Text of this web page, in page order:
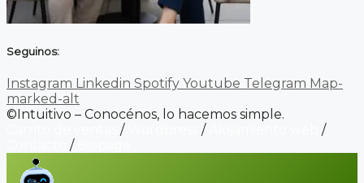
Seguinos:
Instagram Linkedin Spotify Youtube Telegram Map-
marked-alt
©Intuitivo – Conocénos, lo hacemos simple.
/ /
/
/